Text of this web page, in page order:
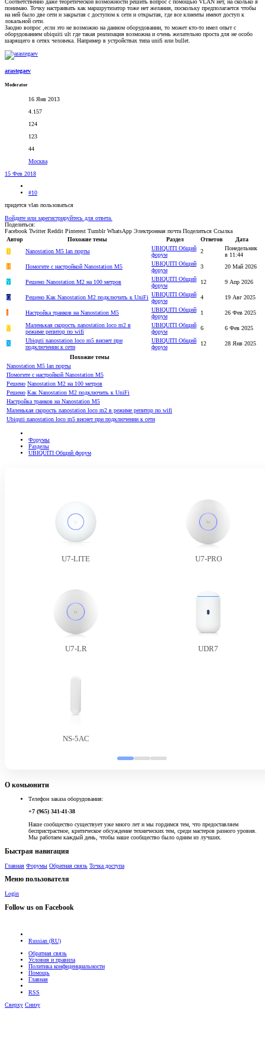
понимаю. Точку настраивать как маршрутизатор тоже нет желания, поскольку предполагается чтобы
на ней было две сети и закрытая с доступом к сети и открытая, где все клиенты имеют доступ к
локальной сети.
Заодно вопрос ,если это не возможно на данном оборудовании, то может кто-то имел опыт с
оборудованием ubiquiti ult где такая реализация возможна и очень желательно проста для не особо
шарящего в сетях человека. Например в устройствах типа unifi или bullet.
arastegaev
Moderator
16 Янв 2013
4.157
124
123
44
Москва
15 Фев 2018
#10
придется vlan пользоваться
Войдите или зарегистрируйтесь для ответа.
Поделиться:
Facebook Twitter Reddit Pinterest Tumblr WhatsApp Электронная почта Поделиться Ссылка
Автор
Похожие темы Раздел Ответов
Дата
D
Nanostation M5 lan порты
UBIQUITI Общий
форум
2
Понедельник
в 11:44
И
Помогите с настройкой Nanostation M5
UBIQUITI Общий
форум
3 20 Май 2026
Y Решено Nanostation M2 на 100 метров
UBIQUITI Общий
форум
12 9 Апр 2026
Q Решено Как Nanostation M2 подключить к UniFi UBIQUITI Общий
форум
4 19 Авг 2025
I Настройка транков на Nanostation M5
UBIQUITI Общий
форум
1 26 Фев 2025
A
Маленькая скорость nanostation loco m2 в
режиме репитор по wifi
UBIQUITI Общий
форум
6 6 Фев 2025
Х
Ubiquti nanostation loco m5 виснет при
подключении к сети
UBIQUITI Общий
форум
12 28 Янв 2025
Похожие темы
Nanostation M5 lan порты
Помогите с настройкой Nanostation M5
Решено Nanostation M2 на 100 метров
Решено Как Nanostation M2 подключить к UniFi
Настройка транков на Nanostation M5
Маленькая скорость nanostation loco m2 в режиме репитор по wifi
Ubiquti nanostation loco m5 виснет при подключении к сети
Форумы
Разделы
UBIQUITI Общий форум
U7-LITE U7-PRO
U7-LR UDR7
NS-5AC
О комьюнити
Телефон заказа оборудования:
+7 (965) 341-41-38
Наше сообщество существует уже много лет и мы гордимся тем, что предоставляем
беспристрастное, критическое обсуждение технических тем, среди мастеров разного уровня.
Мы работаем каждый день, чтобы наше сообщество было одним из лучших.
Быстрая навигация
Главная Форумы Обратная связь Точка доступа
Меню пользователя
Login
Follow us on Facebook
Russian (RU)
Обратная связь
Условия и правила
Политика конфиденциальности
Помощь
Главная
RSS
Сверху Снизу